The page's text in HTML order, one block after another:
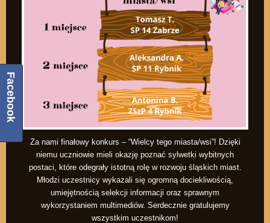
Za nami finałowy konkurs – “Wielcy tego miasta/wsi”! Dzięki
niemu uczniowie mieli okazję poznać sylwetki wybitnych
postaci, które odegrały istotną rolę w rozwoju śląskich miast.
Młodzi uczestnicy wykazali się ogromną dociekliwością,
umiejętnością selekcji informacji oraz sprawnym
wykorzystaniem multimediów. Serdecznie gratulujemy
wszystkim uczestnikom!
Facebook